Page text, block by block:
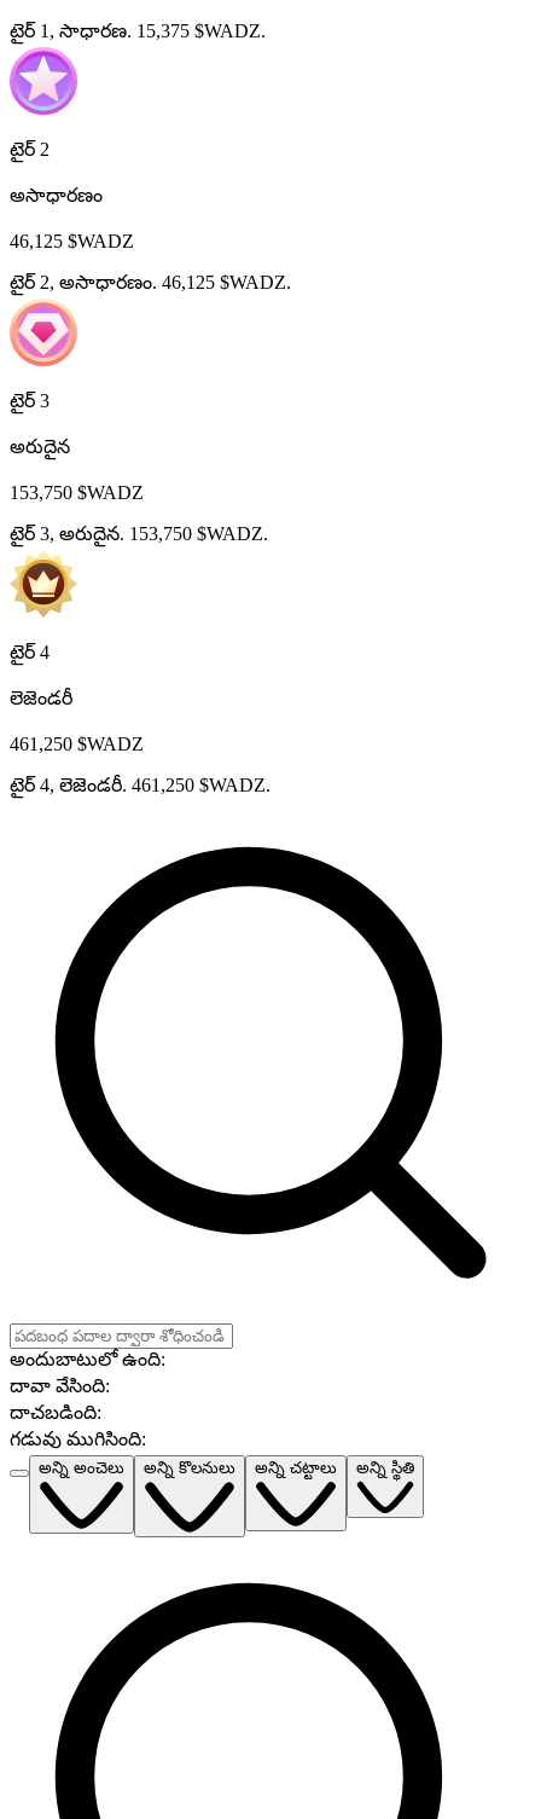
టైర్ 1, సాధారణ. 15,375 $WADZ.
టైర్ 2
అసాధారణం
46,125 $WADZ
టైర్ 2, అసాధారణం. 46,125 $WADZ.
టైర్ 3
అరుదైన
153,750 $WADZ
టైర్ 3, అరుదైన. 153,750 $WADZ.
టైర్ 4
లెజెండరీ
461,250 $WADZ
టైర్ 4, లెజెండరీ. 461,250 $WADZ.
అందుబాటులో ఉంది:
దావా వేసింది:
దాచబడింది:
గడువు ముగిసింది:
అన్ని అంచెలు అన్ని కొలనులు అన్ని చట్టాలు అన్ని స్థితి